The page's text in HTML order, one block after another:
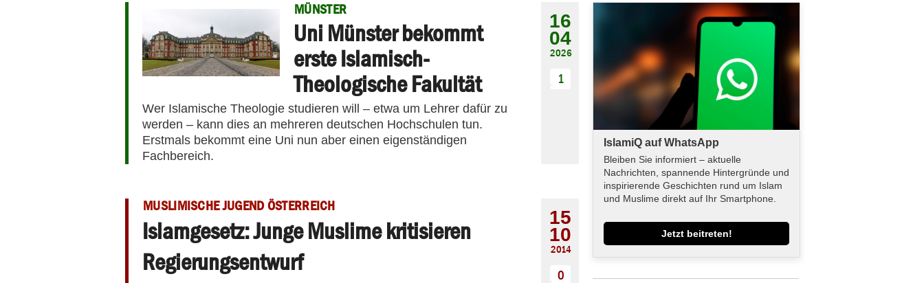
MÜNSTER
Uni Münster bekommt
erste Islamisch-
Theologische Fakultät
Wer Islamische Theologie studieren will – etwa um Lehrer dafür zu
werden – kann dies an mehreren deutschen Hochschulen tun.
Erstmals bekommt eine Uni nun aber einen eigenständigen
Fachbereich.
16
04
2026
1
MUSLIMISCHE JUGEND ÖSTERREICH
Islamgesetz: Junge Muslime kritisieren
Regierungsentwurf
15
10
2014
0
IslamiQ auf WhatsApp
Bleiben Sie informiert – aktuelle
Nachrichten, spannende Hintergründe und
inspirierende Geschichten rund um Islam
und Muslime direkt auf Ihr Smartphone.
Jetzt beitreten!